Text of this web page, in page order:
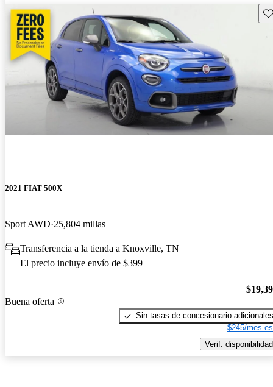
2021 FIAT 500X
Sport AWD 25,804 millas
Transferencia a la tienda a Knoxville, TN
El precio incluye envío de $399
Buena oferta
Sin tasas de concesionario adicionales
$245/mes
Verif. disponibilidad